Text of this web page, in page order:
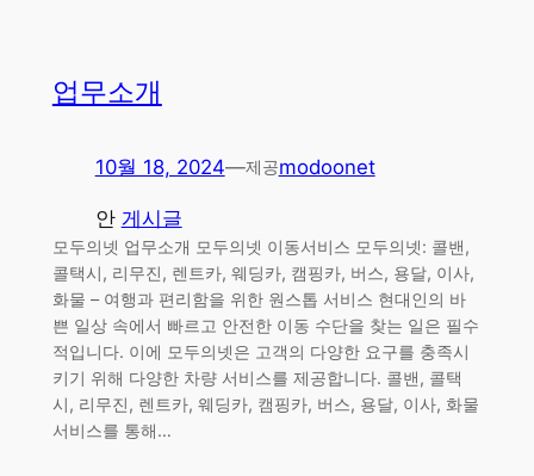
업무소개
10월 18, 2024—제공modoonet
안 게시글
모두의넷 업무소개 모두의넷 이동서비스 모두의넷: 콜밴,
콜택시, 리무진, 렌트카, 웨딩카, 캠핑카, 버스, 용달, 이사,
화물 – 여행과 편리함을 위한 원스톱 서비스 현대인의 바
쁜 일상 속에서 빠르고 안전한 이동 수단을 찾는 일은 필수
적입니다. 이에 모두의넷은 고객의 다양한 요구를 충족시
키기 위해 다양한 차량 서비스를 제공합니다. 콜밴, 콜택
시, 리무진, 렌트카, 웨딩카, 캠핑카, 버스, 용달, 이사, 화물
서비스를 통해…